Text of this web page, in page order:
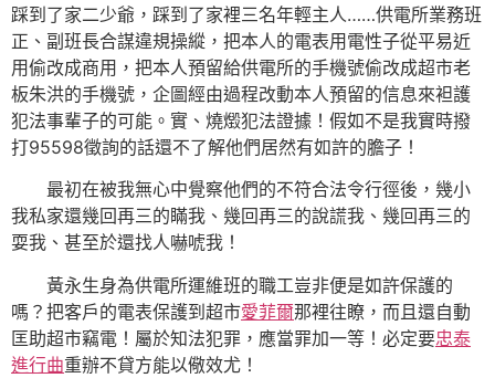
踩到了家二少爺，踩到了家裡三名年輕主人……供電所業務班
正、副班長合謀違規操縱，把本人的電表用電性子從平易近
用偷改成商用，把本人預留給供電所的手機號偷改成超市老
板朱洪的手機號，企圖經由過程改動本人預留的信息來袒護
犯法事輩子的可能。實、燒燬犯法證據！假如不是我實時撥
打95598徵詢的話還不了解他們居然有如許的膽子！
最初在被我無心中覺察他們的不符合法令行徑後，幾小
我私家還幾回再三的瞞我、幾回再三的說謊我、幾回再三的
耍我、甚至於還找人嚇唬我！
黃永生身為供電所運維班的職工豈非便是如許保護的
嗎？把客戶的電表保護到超市愛菲爾那裡往瞭，而且還自動
匡助超市竊電！屬於知法犯罪，應當罪加一等！必定要忠泰
進行曲重辦不貸方能以儆效尤！